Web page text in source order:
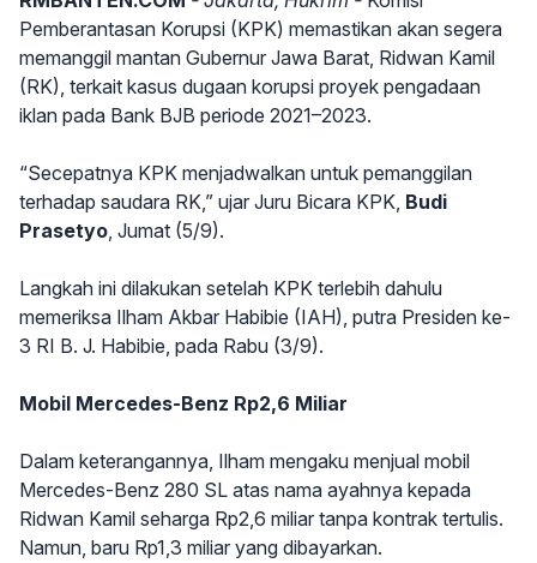
Pemberantasan Korupsi (KPK) memastikan akan segera
memanggil mantan Gubernur Jawa Barat, Ridwan Kamil
(RK), terkait kasus dugaan korupsi proyek pengadaan
iklan pada Bank BJB periode 2021–2023.
“Secepatnya KPK menjadwalkan untuk pemanggilan
terhadap saudara RK,” ujar Juru Bicara KPK, Budi
Prasetyo, Jumat (5/9).
Langkah ini dilakukan setelah KPK terlebih dahulu
memeriksa Ilham Akbar Habibie (IAH), putra Presiden ke-
3 RI B. J. Habibie, pada Rabu (3/9).
Mobil Mercedes-Benz Rp2,6 Miliar
Dalam keterangannya, Ilham mengaku menjual mobil
Mercedes-Benz 280 SL atas nama ayahnya kepada
Ridwan Kamil seharga Rp2,6 miliar tanpa kontrak tertulis.
Namun, baru Rp1,3 miliar yang dibayarkan.